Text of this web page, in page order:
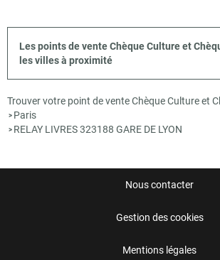
Les points de vente Chèque Culture et
les villes à proximité
Trouver votre point de vente Chèque Culture et
> Paris
> RELAY LIVRES 323188 GARE DE LYON
Nous contacter
Gestion des cookies
Mentions légales